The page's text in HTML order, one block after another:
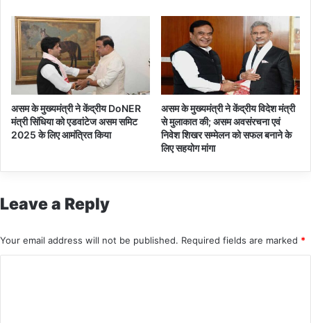
द
कि
या
असम के मुख्यमंत्री ने केंद्रीय DoNER
मंत्री सिंधिया को एडवांटेज असम समिट
2025 के लिए आमंत्रित किया
असम के मुख्यमंत्री ने केंद्रीय विदेश मंत्री
से मुलाकात की; असम अवसंरचना एवं
निवेश शिखर सम्मेलन को सफल बनाने के
लिए सहयोग मांगा
Leave a Reply
Your email address will not be published. Required fields are marked *